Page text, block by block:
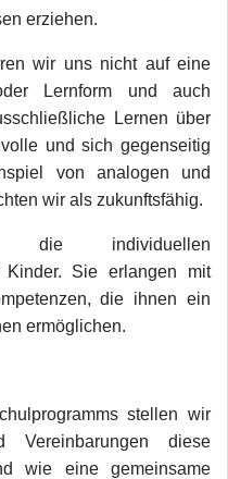
erziehen.
wir uns nicht auf eine
Lernform und auch
Lernen über
und sich gegenseitig
von analogen und
wir als zukunftsfähig.
die individuellen
Kinder. Sie erlangen mit
die ihnen ein
ermöglichen.
stellen wir
diese
wie eine gemeinsame